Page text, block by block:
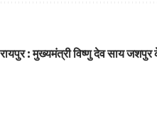
रायपुर : मुख्यमंत्री विष्णु देव साय